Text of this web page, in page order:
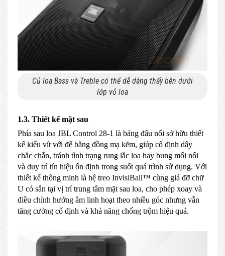
Củ loa Bass và Treble có thể dễ dàng thấy bên dưới
lớp vỏ loa
1.3. Thiết kế mặt sau
Phía sau loa JBL Control 28-1 là bảng đấu nối sở hữu thiết
kế kiểu vít với đế bằng đồng mạ kẽm, giúp cố định dây
chắc chắn, tránh tình trạng rung lắc loa hay bung mối nối
và duy trì tín hiệu ổn định trong suốt quá trình sử dụng. Với
thiết kế thông minh là hệ treo InvisiBall™ cùng giá đỡ chữ
U có sẵn tại vị trí trung tâm mặt sau loa, cho phép xoay và
điều chỉnh hướng âm linh hoạt theo nhiều góc nhưng vẫn
tăng cường cố định và khả năng chống trộm hiệu quả.